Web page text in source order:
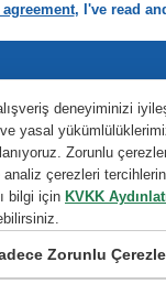
agreement, I've read
deneyiminizi
yasal
Zorunlu
çerezleri
bilgi için KVKK
Zorunlu